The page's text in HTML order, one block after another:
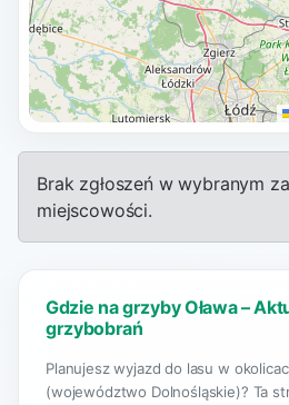
Brak zgłoszeń w wybranym
miejscowości.
Gdzie na grzyby Oława –
grzybobrań
Planujesz wyjazd do lasu w
(województwo Dolnośląskie)? Ta